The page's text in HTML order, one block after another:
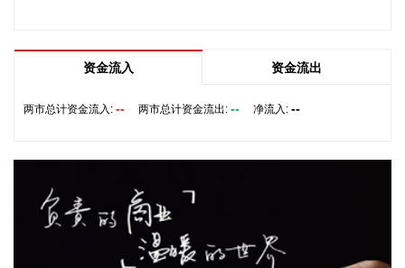
2026-08-08 14:10:15
据南京发布，8月4日，“南京聚信天晟股权投资合伙企业（有限
该基金在2026紫金山创投大会上签约启动组建，将重点投向新
一代信息技术、高端装备、新材料、新能源、生物医药及新消
费等领域，为南京科创产业注入新的资本动能。
2026-08-08 14:06:16
资金流入 资金流出
两市总计资金流入: -- 两市总计资金流出: -- 净流入: --